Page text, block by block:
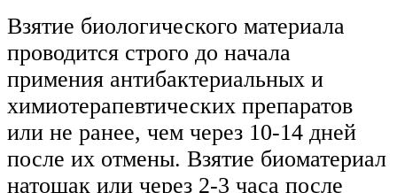
Взятие биологического материала
проводится строго до начала
примения антибактериальных и
химиотерапевтических препаратов
или не ранее, чем через 10-14 дней
после их отмены. Взятие биоматериал
натощак или через 2-3 часа после